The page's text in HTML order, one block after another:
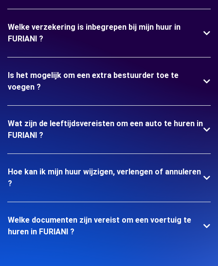
Welke verzekering is inbegrepen bij mijn huur in
FURIANI ?
Is het mogelijk om een extra bestuurder toe te
voegen ?
Wat zijn de leeftijdsvereisten om een auto te huren in
FURIANI ?
Hoe kan ik mijn huur wijzigen, verlengen of annuleren
?
Welke documenten zijn vereist om een voertuig te
huren in FURIANI ?